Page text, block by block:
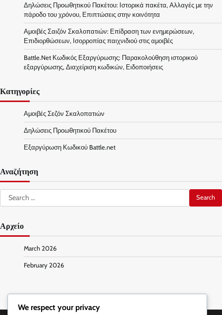
Δηλώσεις Προωθητικού Πακέτου: Ιστορικά πακέτα, Αλλαγές με την
πάροδο του χρόνου, Επιπτώσεις στην κοινότητα
Αμοιβές Σαιζόν Σκαλοπατιών: Επίδραση των ενημερώσεων,
Επιδιορθώσεων, Ισορροπίας παιχνιδιού στις αμοιβές
Battle.Net Κωδικός Εξαργύρωσης: Παρακολούθηση ιστορικού
εξαργύρωσης, Διαχείριση κωδικών, Ειδοποιήσεις
Κατηγορίες
Αμοιβές Σεζόν Σκαλοπατιών
Δηλώσεις Προωθητικού Πακέτου
Εξαργύρωση Κωδικού Battle.net
Αναζήτηση
Search
for:
Αρχείο
March 2026
February 2026
We respect your privacy